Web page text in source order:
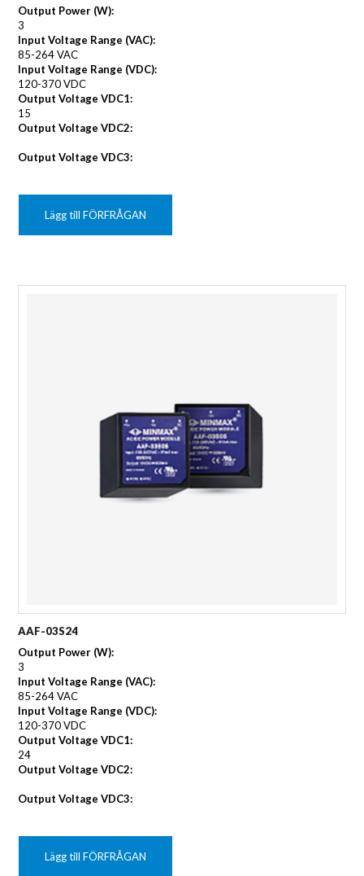
Output Power (W):
3
Input Voltage Range (VAC):
85-264 VAC
Input Voltage Range (VDC):
120-370 VDC
Output Voltage VDC1:
15
Output Voltage VDC2:
Output Voltage VDC3:
Lägg till FÖRFRÅGAN
AAF-03S24
Output Power (W):
3
Input Voltage Range (VAC):
85-264 VAC
Input Voltage Range (VDC):
120-370 VDC
Output Voltage VDC1:
24
Output Voltage VDC2:
Output Voltage VDC3:
Lägg till FÖRFRÅGAN